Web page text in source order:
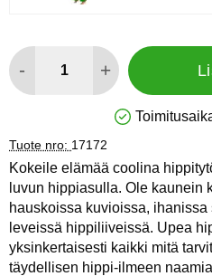
- +
Saatavuus:
Tuote nro: 17172
Kokeile elämää coolina
luvun hippiasulla. Ole kaunein
hauskoissa kuvioissa,
leveissä hippiliiveissä. Upea
yksinkertaisesti kaikki mitä
täydellisen hippi-ilmeen